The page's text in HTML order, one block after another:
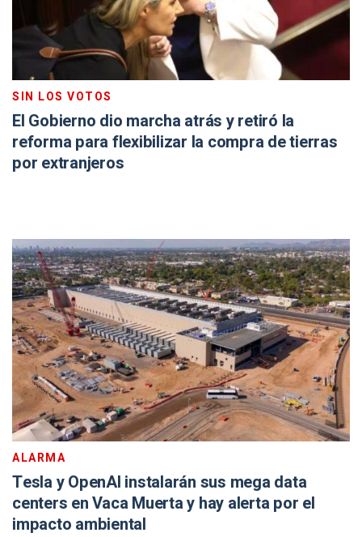
SIN LOS VOTOS
El Gobierno dio marcha atrás y retiró la
reforma para flexibilizar la compra de tierras
por extranjeros
ALARMA
Tesla y OpenAI instalarán sus mega data
centers en Vaca Muerta y hay alerta por el
impacto ambiental